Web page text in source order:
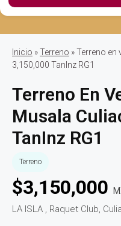
Inicio »Terreno » Terreno en
3,150,000 TanInz RG1
Terreno En
Musala
TanInz RG1
Terreno
$3,150,000
LA ISLA , Raquet Club,